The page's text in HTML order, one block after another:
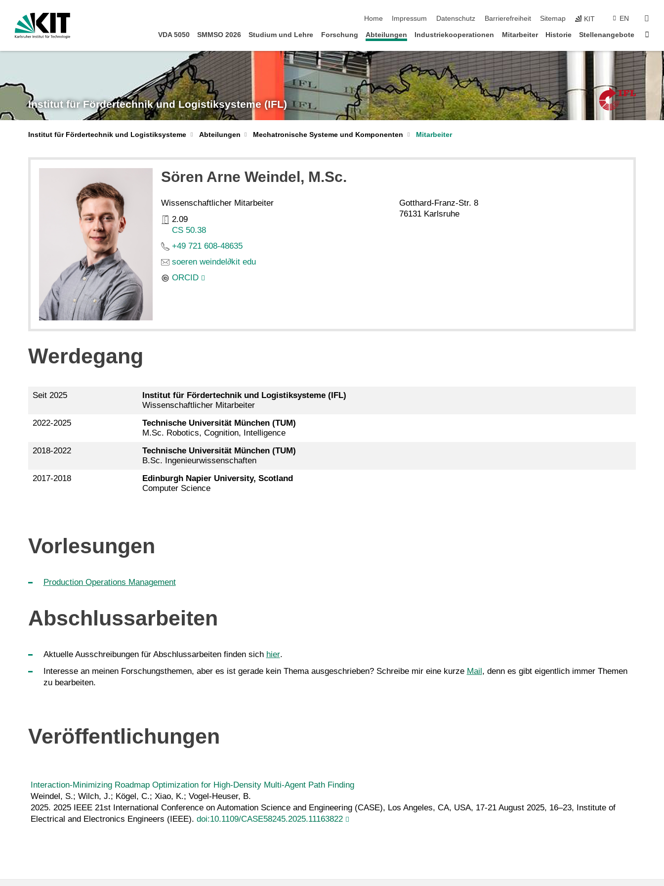
Home
Impressum Datenschutz Barrierefreiheit Sitemap KIT EN
VDA 5050 SMMSO 2026 Studium und Lehre Forschung Abteilungen Industriekooperationen Mitarbeiter Historie Stellenangebote
Institut für Fördertechnik und Logistiksysteme (IFL)
Institut für Fördertechnik und Logistiksysteme Abteilungen Mechatronische Systeme und Komponenten Mitarbeiter
Sören Arne Weindel, M.Sc.
Wissenschaftlicher Mitarbeiter
2.09
CS 50.38
+49 721 608-48635
soeren weindel∂kit edu
ORCID
Gotthard-Franz-Str. 8
76131 Karlsruhe
Werdegang
Seit 2025
Institut für Fördertechnik und Logistiksysteme (IFL)
Wissenschaftlicher Mitarbeiter
2022-2025
Technische Universität München (TUM)
M.Sc. Robotics, Cognition, Intelligence
2018-2022
Technische Universität München (TUM)
B.Sc. Ingenieurwissenschaften
2017-2018
Edinburgh Napier University, Scotland
Computer Science
Vorlesungen
Production Operations Management
Abschlussarbeiten
Aktuelle Ausschreibungen für Abschlussarbeiten finden sich hier.
Interesse an meinen Forschungsthemen, aber es ist gerade kein Thema ausgeschrieben? Schreibe mir eine kurze Mail, denn es gibt eigentlich immer Themen
zu bearbeiten.
Veröffentlichungen
Interaction-Minimizing Roadmap Optimization for High-Density Multi-Agent Path Finding
Weindel, S.; Wilch, J.; Kögel, C.; Xiao, K.; Vogel-Heuser, B.
2025. 2025 IEEE 21st International Conference on Automation Science and Engineering (CASE), Los Angeles, CA, USA, 17-21 August 2025, 16–23, Institute of
Electrical and Electronics Engineers (IEEE). doi:10.1109/CASE58245.2025.11163822